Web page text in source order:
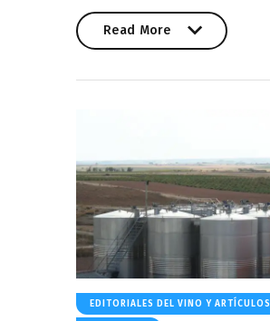
Read More
EDITORIALES DEL VINO Y ARTÍCULOS